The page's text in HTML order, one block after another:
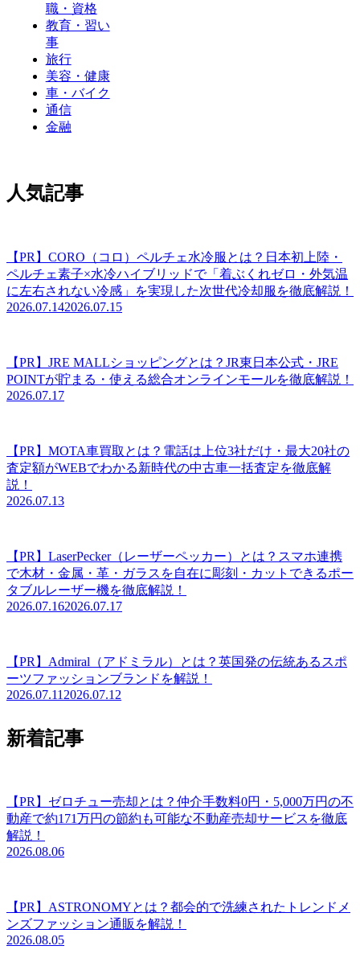
職・資格
教育・習い
事
旅行
美容・健康
車・バイク
通信
金融
人気記事
【PR】CORO（コロ）ペルチェ水冷服とは？日本初上陸・
ペルチェ素子×水冷ハイブリッドで「着ぶくれゼロ・外気温
に左右されない冷感」を実現した次世代冷却服を徹底解説！
2026.07.142026.07.15
【PR】JRE MALLショッピングとは？JR東日本公式・JRE
POINTが貯まる・使える総合オンラインモールを徹底解説！
2026.07.17
【PR】MOTA車買取とは？電話は上位3社だけ・最大20社の
査定額がWEBでわかる新時代の中古車一括査定を徹底解
説！
2026.07.13
【PR】LaserPecker（レーザーペッカー）とは？スマホ連携
で木材・金属・革・ガラスを自在に彫刻・カットできるポー
タブルレーザー機を徹底解説！
2026.07.162026.07.17
【PR】Admiral（アドミラル）とは？英国発の伝統あるスポ
ーツファッションブランドを解説！
2026.07.11 2026.07.12
新着記事
【PR】ゼロチュー売却とは？仲介手数料0円・5,000万円の不
動産で約171万円の節約も可能な不動産売却サービスを徹底
解説！
2026.08.06
【PR】ASTRONOMYとは？都会的で洗練されたトレンドメ
ンズファッション通販を解説！
2026.08.05